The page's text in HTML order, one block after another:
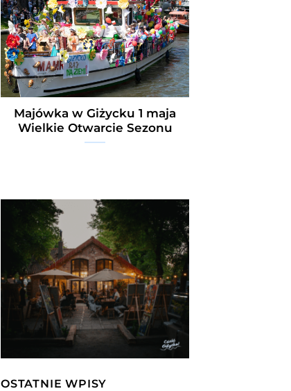
Majówka w Giżycku 1 maja
Wielkie Otwarcie Sezonu
OSTATNIE WPISY